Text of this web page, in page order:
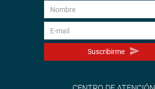
Suscribirme